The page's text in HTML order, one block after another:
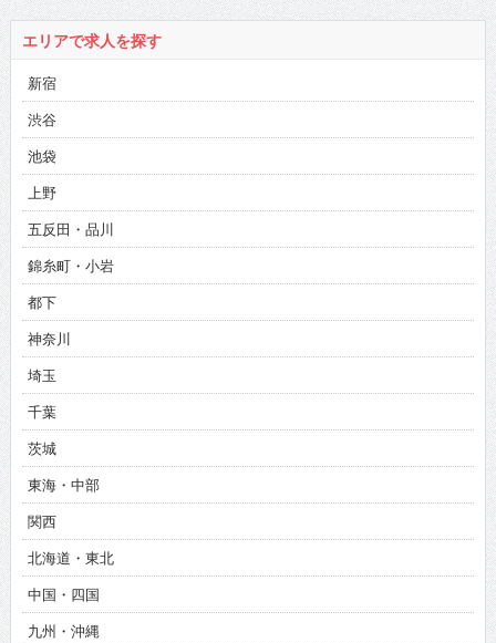
エリアで求人を探す
新宿
渋谷
池袋
上野
五反田・品川
錦糸町・小岩
都下
神奈川
埼玉
千葉
茨城
東海・中部
関西
北海道・東北
中国・四国
九州・沖縄